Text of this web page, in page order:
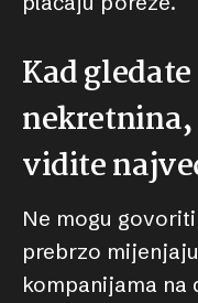
Kad
vidite
Ne mogu
prebrzo
kompanijama na